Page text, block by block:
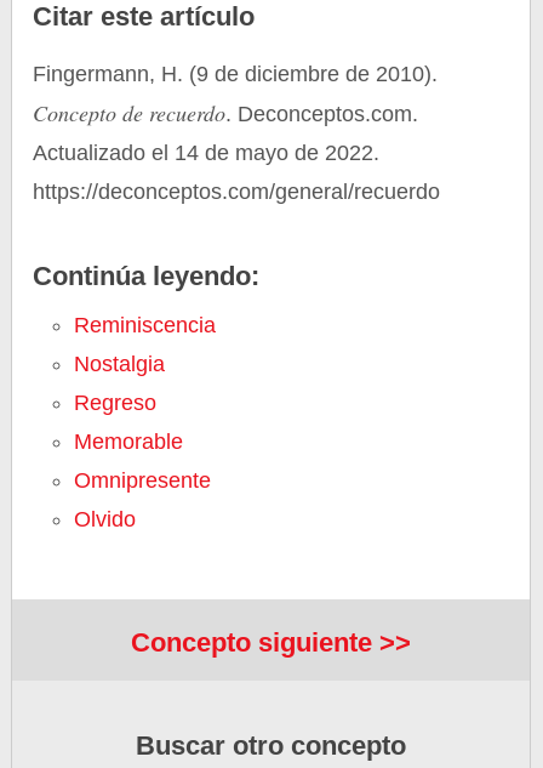
Citar este artículo
Fingermann, H. (9 de diciembre de 2010).
Concepto de recuerdo. Deconceptos.com.
Actualizado el 14 de mayo de 2022.
https://deconceptos.com/general/recuerdo
Continúa leyendo:
Reminiscencia
Nostalgia
Regreso
Memorable
Omnipresente
Olvido
Concepto siguiente >>
Buscar otro concepto